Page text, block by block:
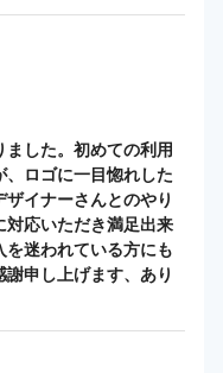
した。初めての利用
ロゴに一目惚れした
イナーさんとのやり
応いただき満足出来
迷われている方にも
申し上げます、あり